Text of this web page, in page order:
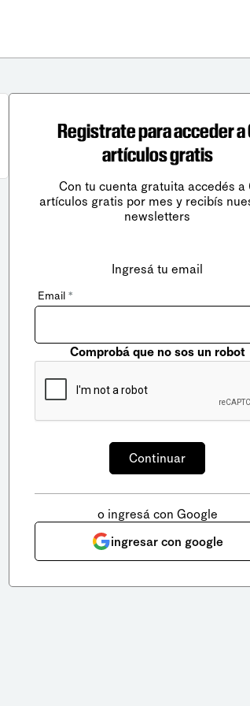
Registrate para acceder a
artículos gratis
Con tu cuenta gratuita accedés a
artículos gratis por mes y recibís
newsletters
Ingresá tu email
Email *
Comprobá que no sos un robot
o ingresá con Google
ingresar con google